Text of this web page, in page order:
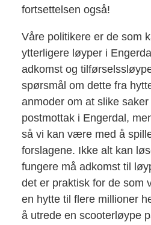
fortsettelsen også!
Våre politikere er de som
ytterligere løyper i
adkomst og
spørsmål om dette fra
anmoder om at slike saker
postmottak i Engerdal,
så vi kan være med å
forslagene. Ikke alt kan
fungere må adkomst til
det er praktisk for de som
en hytte til flere millioner
å utrede en scooterløype